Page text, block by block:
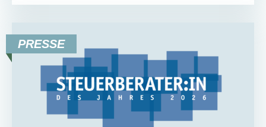
PRESSE